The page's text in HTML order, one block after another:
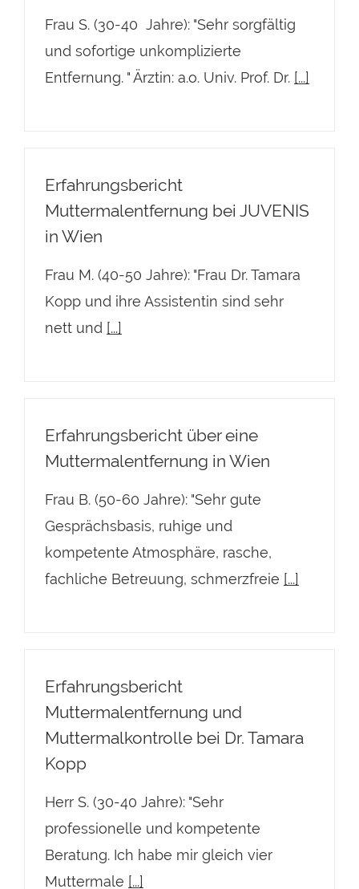
Frau S. (30-40 Jahre): "Sehr sorgfältig
und sofortige unkomplizierte
Entfernung. " Ärztin: a.o. Univ. Prof. Dr. [...]
Erfahrungsbericht
Muttermalentfernung bei JUVENIS
in Wien
Frau M. (40-50 Jahre): "Frau Dr. Tamara
Kopp und ihre Assistentin sind sehr
nett und [...]
Erfahrungsbericht über eine
Muttermalentfernung in Wien
Frau B. (50-60 Jahre): "Sehr gute
Gesprächsbasis, ruhige und
kompetente Atmosphäre, rasche,
fachliche Betreuung, schmerzfreie [...]
Erfahrungsbericht
Muttermalentfernung und
Muttermalkontrolle bei Dr. Tamara
Kopp
Herr S. (30-40 Jahre): "Sehr
professionelle und kompetente
Beratung. Ich habe mir gleich vier
Muttermale [...]